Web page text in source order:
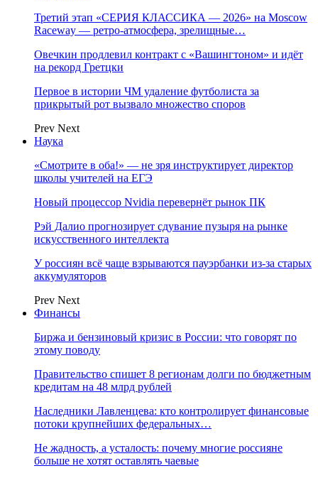
Третий этап «СЕРИЯ КЛАССИКА — 2026» на Moscow
Raceway — ретро‑атмосфера, зрелищные…
Овечкин продлевил контракт с «Вашингтоном» и идёт
на рекорд Гретцки
Первое в истории ЧМ удаление футболиста за
прикрытый рот вызвало множество споров
Prev Next
Наука
«Смотрите в оба!» — не зря инструктирует директор
школы учителей на ЕГЭ
Новый процессор Nvidia перевернёт рынок ПК
Рэй Далио прогнозирует сдувание пузыря на рынке
искусственного интеллекта
У россиян всё чаще взрываются пауэрбанки из-за старых
аккумуляторов
Prev Next
Финансы
Биржа и бензиновый кризис в России: что говорят по
этому поводу
Правительство спишет 8 регионам долги по бюджетным
кредитам на 48 млрд рублей
Наследники Лавленцева: кто контролирует финансовые
потоки крупнейших федеральных…
Не жадность, а усталость: почему многие россияне
больше не хотят оставлять чаевые